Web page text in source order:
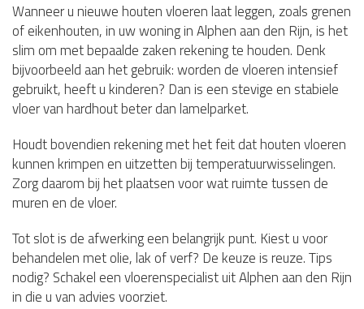
Wanneer u nieuwe houten vloeren laat leggen, zoals grenen
of eikenhouten, in uw woning in Alphen aan den Rijn, is het
slim om met bepaalde zaken rekening te houden. Denk
bijvoorbeeld aan het gebruik: worden de vloeren intensief
gebruikt, heeft u kinderen? Dan is een stevige en stabiele
vloer van hardhout beter dan lamelparket.
Houdt bovendien rekening met het feit dat houten vloeren
kunnen krimpen en uitzetten bij temperatuurwisselingen.
Zorg daarom bij het plaatsen voor wat ruimte tussen de
muren en de vloer.
Tot slot is de afwerking een belangrijk punt. Kiest u voor
behandelen met olie, lak of verf? De keuze is reuze. Tips
nodig? Schakel een vloerenspecialist uit Alphen aan den Rijn
in die u van advies voorziet.